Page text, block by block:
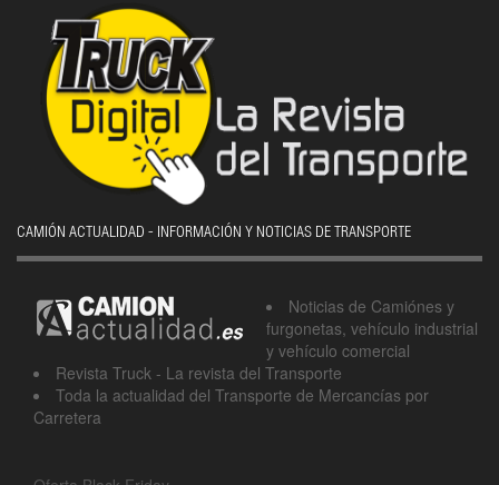
CAMIÓN ACTUALIDAD - INFORMACIÓN Y NOTICIAS DE TRANSPORTE
Noticias de Camiónes y
furgonetas, vehículo industrial
y vehículo comercial
Revista Truck - La revista del Transporte
Toda la actualidad del Transporte de Mercancías por
Carretera